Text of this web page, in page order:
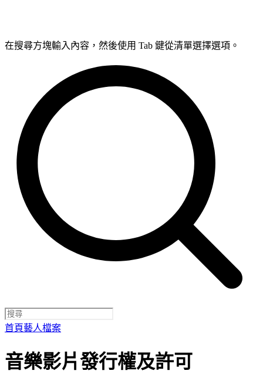
在搜尋方塊輸入內容，然後使用 Tab 鍵從清單選擇選項。
首頁藝人檔案
音樂影片發行權及許可